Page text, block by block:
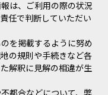
は、ご利用の際の状況
任で判断していただい
を掲載するように努め
の規則や手続きなど各
解釈に見解の相違が生
都合などについて、弊